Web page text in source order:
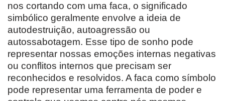
nos cortando com uma faca, o significado
simbólico geralmente envolve a ideia de
autodestruição, autoagressão ou
autossabotagem. Esse tipo de sonho pode
representar nossas emoções internas negativas
ou conflitos internos que precisam ser
reconhecidos e resolvidos. A faca como símbolo
pode representar uma ferramenta de poder e